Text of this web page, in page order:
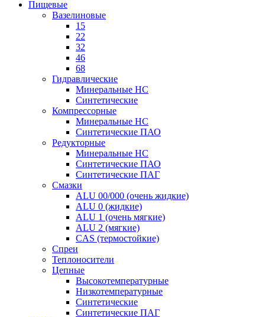
Пищевые
Вазелиновые
15
22
32
46
68
Гидравлические
Минеральные HC
Синтетические
Компрессорные
Минеральные HC
Синтетические ПАО
Редукторные
Минеральные HC
Синтетические ПАО
Синтетические ПАГ
Смазки
ALU 00/000 (очень жидкие)
ALU 0 (жидкие)
ALU 1 (очень мягкие)
ALU 2 (мягкие)
CAS (термостойкие)
Спреи
Теплоносители
Цепные
Высокотемпературные
Низкотемпературные
Синтетические
Синтетические ПАГ